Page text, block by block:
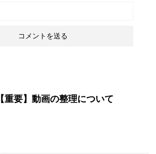
【重要】動画の整理について